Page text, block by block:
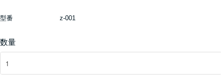
型番 z-001
数量